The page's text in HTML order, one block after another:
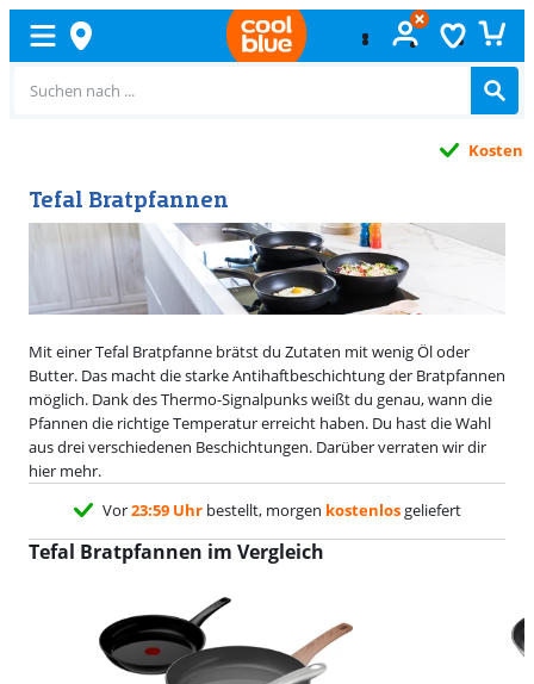
Tefal Bratpfannen
Mit einer Tefal Bratpfanne brätst du Zutaten mit wenig Öl oder
Butter. Das macht die starke Antihaftbeschichtung der Bratpfannen
möglich. Dank des Thermo-Signalpunks weißt du genau, wann die
Pfannen die richtige Temperatur erreicht haben. Du hast die Wahl
aus drei verschiedenen Beschichtungen. Darüber verraten wir dir
hier mehr.
Vor23:59 Uhrbestellt, morgen kostenlosgeliefert
Tefal Bratpfannen im Vergleich